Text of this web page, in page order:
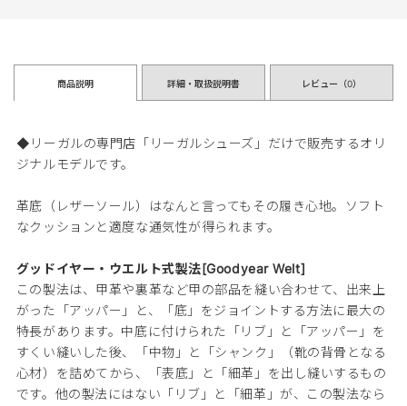
商品説明 詳細・取扱説明書 レビュー（0）
◆リーガルの専門店「リーガルシューズ」だけで販売するオリ
ジナルモデルです。
革底（レザーソール）はなんと言ってもその履き心地。ソフト
なクッションと適度な通気性が得られます。
グッドイヤー・ウエルト式製法[Goodyear Welt]
この製法は、甲革や裏革など甲の部品を縫い合わせて、出来上
がった「アッパー」と、「底」をジョイントする方法に最大の
特長があります。中底に付けられた「リブ」と「アッパー」を
すくい縫いした後、「中物」と「シャンク」（靴の背骨となる
心材）を詰めてから、「表底」と「細革」を出し縫いするもの
です。他の製法にはない「リブ」と「細革」が、この製法なら